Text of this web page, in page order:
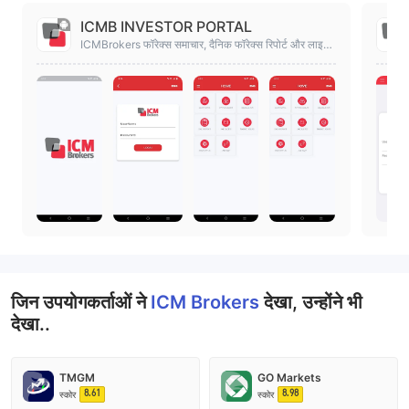
ICMB INVESTOR PORTAL
ICMBrokers फॉरेक्स समाचार, दैनिक फॉरेक्स रिपोर्ट और लाइव
जिन उपयोगकर्ताओं नेICM Brokersदेखा, उन्होंने भी
देखा..
TMGM
स्कोर 8.61
GO Markets
स्कोर 8.98